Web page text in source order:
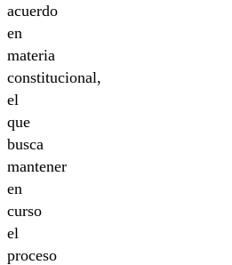
acuerdo
en
materia
constitucional,
el
que
busca
mantener
en
curso
el
proceso